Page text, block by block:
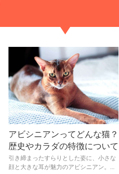
アビシニアンってどんな猫？
歴史やカラダの特徴について
引き締まったすらりとした姿に、小さな
顔と大きな耳が魅力のアビシニアン。...